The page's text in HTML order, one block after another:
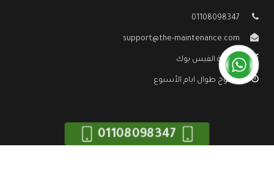
01108098347
support@the-maintenance.com
صفحة الفيس بوك
مفتوح طوال ايام الأسبوع
01108098347